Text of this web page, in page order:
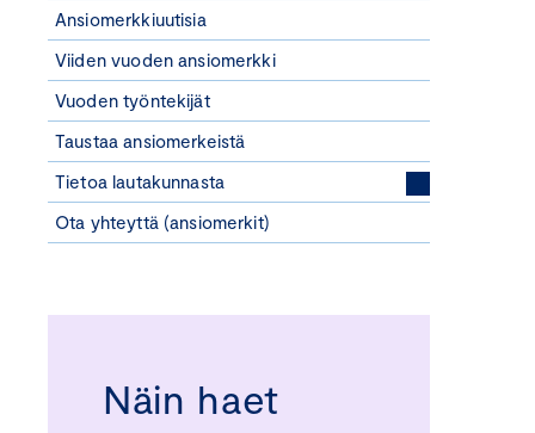
Ansiomerkkiuutisia
Viiden vuoden ansiomerkki
Vuoden työntekijät
Taustaa ansiomerkeistä
Tietoa lautakunnasta
Ota yhteyttä (ansiomerkit)
Näin haet